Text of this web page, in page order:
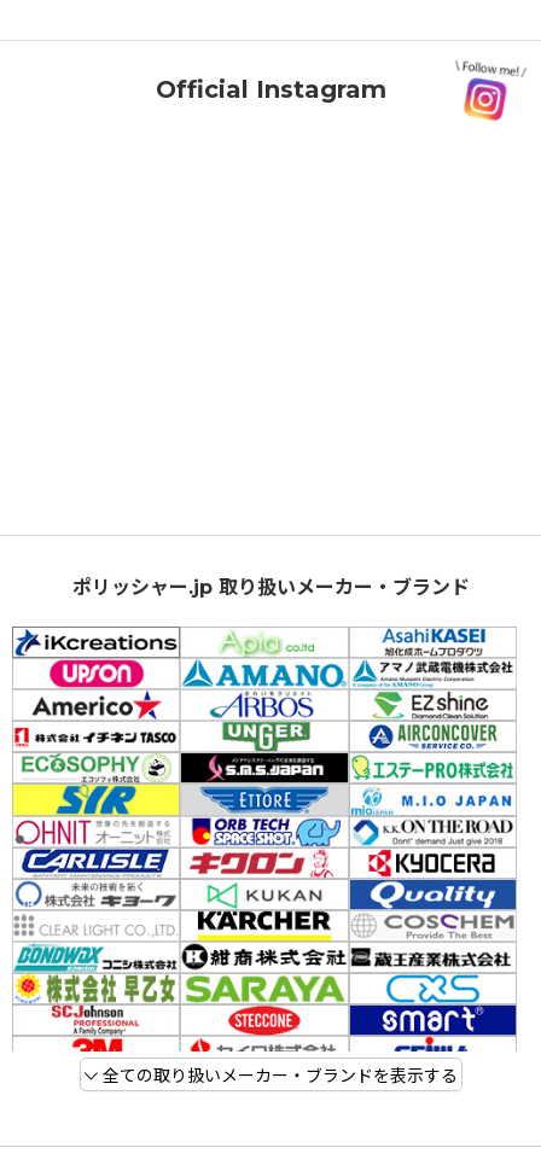
Official Instagram
ポリッシャー.jp 取り扱いメーカー・ブランド
全ての取り扱いメーカー・ブランドを表示する